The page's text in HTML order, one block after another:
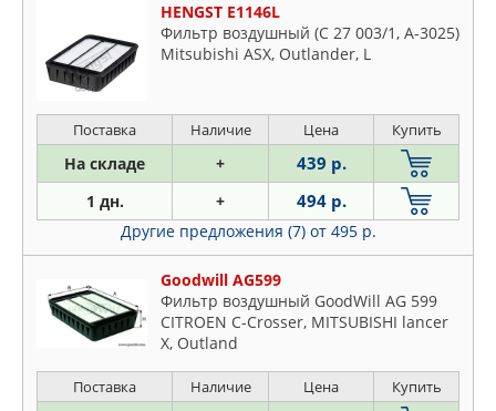
HENGST E1146L
Фильтр воздушный (C 27 003/1, A-3025)
Mitsubishi ASX, Outlander, L
Поставка Наличие Цена Купить
На складе + 439 р.
1 дн. + 494 р.
Другие предложения (7) от 495 р.
Goodwill AG599
Фильтр воздушный GoodWill AG 599
CITROEN C-Crosser, MITSUBISHI lancer
X, Outland
Поставка Наличие Цена Купить